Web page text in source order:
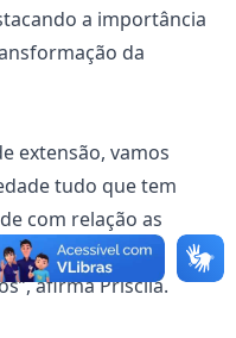
a importância
da
extensão, vamos
tudo que tem
com relação as
que são
afirma Priscila.